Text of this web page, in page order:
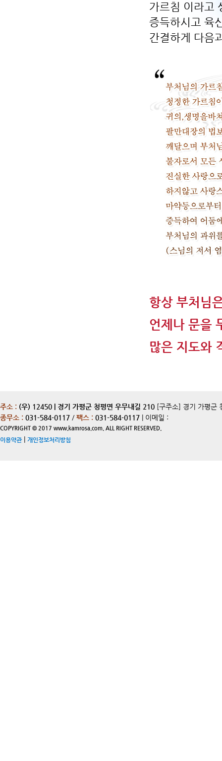
가르침 이라고
증득하시고 육
간결하게 다음
항상 부처님
언제나 문을
많은 지도와
주소 : (우) 12450 | 경기 가평군 청평면 우무내길 210 [구주소] 경기 가평군
종무소 : 031-584-0117 / 팩스 : 031-584-0117 | 이메일 :
COPYRIGHT © 2017 www.kamrosa.com. ALL RIGHT RESERVED.
이용약관| 개인정보처리방침